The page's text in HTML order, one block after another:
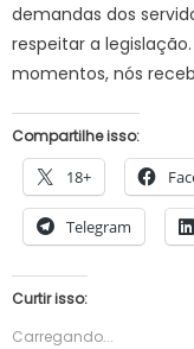
demandas dos
respeitar a
momentos, nós
Compartilhe isso:
18+
Telegram
Curtir isso:
Carregando...